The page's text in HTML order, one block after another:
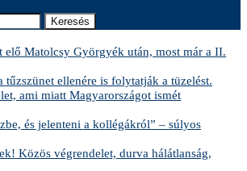
Keresés
elő Matolcsy Györgyék után, most már a II.
ellenére is folytatják a tüzelést.
ami miatt Magyarországot ismét
és jelenteni a kollégákról” – súlyos
Közös végrendelet, durva hálátlanság,